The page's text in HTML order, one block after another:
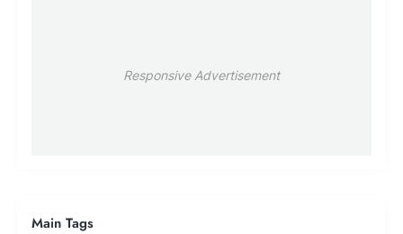
Responsive Advertisement
Main Tags